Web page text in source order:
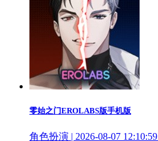
零始之门EROLABS版手机版
角色扮演 | 2026-08-07 12:10:59